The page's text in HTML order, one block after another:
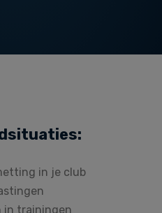
in je club
in trainingen